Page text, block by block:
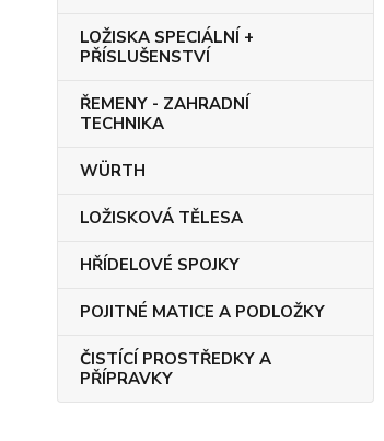
LOŽISKA SPECIÁLNÍ +
PŘÍSLUŠENSTVÍ
ŘEMENY - ZAHRADNÍ
TECHNIKA
WÜRTH
LOŽISKOVÁ TĚLESA
HŘÍDELOVÉ SPOJKY
POJITNÉ MATICE A PODLOŽKY
ČISTÍCÍ PROSTŘEDKY A
PŘÍPRAVKY